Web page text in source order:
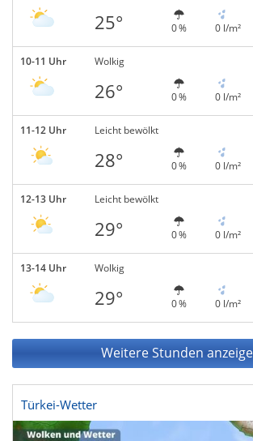
25° 0 % 0 l/m²
10-11 Uhr Wolkig
26° 0 % 0 l/m²
11-12 Uhr Leicht bewölkt
28° 0 % 0 l/m²
12-13 Uhr Leicht bewölkt
29° 0 % 0 l/m²
13-14 Uhr Wolkig
29° 0 % 0 l/m²
Weitere Stunden
Türkei-Wetter